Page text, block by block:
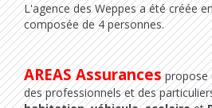
L'agence des Weppes a été créée
composée de 4 personnes.
AREAS Assurancespropose
des professionnels et des